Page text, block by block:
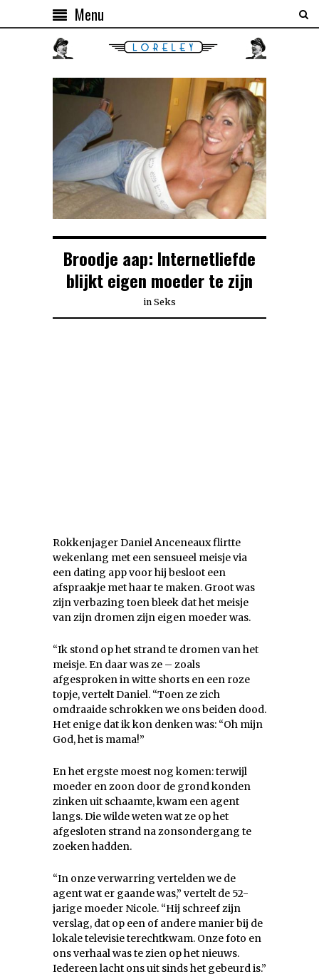
Menu
Broodje aap: Internetliefde
blijkt eigen moeder te zijn
in Seks
Rokkenjager Daniel Anceneaux flirtte
wekenlang met een sensueel meisje via
een dating app voor hij besloot een
afspraakje met haar te maken. Groot was
zijn verbazing toen bleek dat het meisje
van zijn dromen zijn eigen moeder was.
“Ik stond op het strand te dromen van het
meisje. En daar was ze – zoals
afgesproken in witte shorts en een roze
topje, vertelt Daniel. “Toen ze zich
omdraaide schrokken we ons beiden dood.
Het enige dat ik kon denken was: “Oh mijn
God, het is mama!”
En het ergste moest nog komen: terwijl
moeder en zoon door de grond konden
zinken uit schaamte, kwam een agent
langs. Die wilde weten wat ze op het
afgesloten strand na zonsondergang te
zoeken hadden.
“In onze verwarring vertelden we de
agent wat er gaande was,” vertelt de 52-
jarige moeder Nicole. “Hij schreef zijn
verslag, dat op een of andere manier bij de
lokale televisie terechtkwam. Onze foto en
ons verhaal was te zien op het nieuws.
Iedereen lacht ons uit sinds het gebeurd is.”